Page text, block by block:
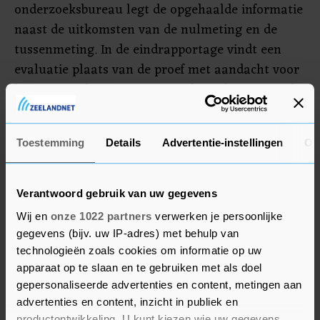
Toestemming Details Advertentie-instellingen
Verantwoord gebruik van uw gegevens
Wij en onze 1022 partners verwerken je persoonlijke
gegevens (bijv. uw IP-adres) met behulp van
technologieën zoals cookies om informatie op uw
apparaat op te slaan en te gebruiken met als doel
gepersonaliseerde advertenties en content, metingen aan
advertenties en content, inzicht in publiek en
onderzoeksbureau legt de opgehaalde informatie
naast de uitkomsten van de nulmeting en de
tussenmeting. In de eindrapportage vindt een
evaluatie plaats van de proef met aandacht voor
het proces, de participatie en de evaluatie van de
genomen maatregelen (beveiliging, verkeer,
parkeren). De gemeente bespreekt de uitkomsten
o.a. met de wijktafels Scheldebuurt en Centrum,
ondernemersvertegenwoordigers en de
coffeeshophouders. De presentatie van de
eindrapportage aan de gemeenteraad staat
gepland op 17 november.
Proef I-criterium
Er zijn 2 coffeeshops in de gemeente Vlissingen,
in de Aagje Dekenstraat en in de Nieuwstraat. Op